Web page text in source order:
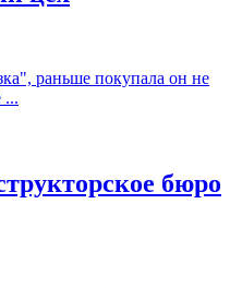
раньше покупала он не
...
бюро